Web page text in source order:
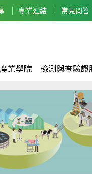
專業連結 常見問答
產業學院 檢測與查驗證